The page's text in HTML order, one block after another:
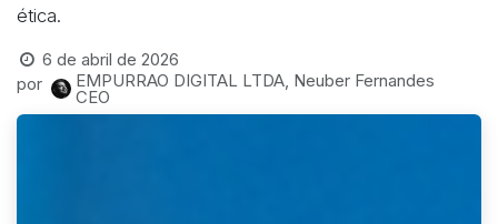
ética.
6 de abril de 2026
por
EMPURRAO DIGITAL LTDA, Neuber Fernandes
CEO